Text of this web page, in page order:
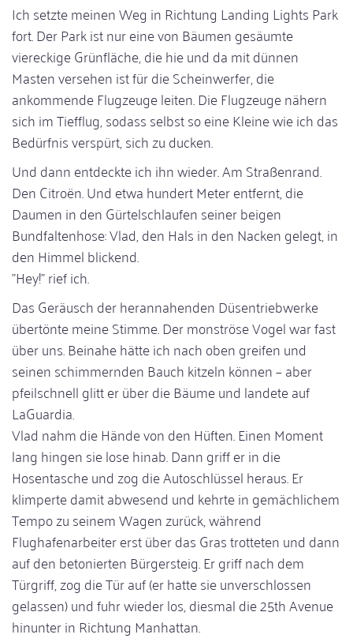
Ich setzte meinen Weg in Richtung Landing Lights Park
fort. Der Park ist nur eine von Bäumen gesäumte
viereckige Grünfläche, die hie und da mit dünnen
Masten versehen ist für die Scheinwerfer, die
ankommende Flugzeuge leiten. Die Flugzeuge nähern
sich im Tiefflug, sodass selbst so eine Kleine wie ich das
Bedürfnis verspürt, sich zu ducken.
Und dann entdeckte ich ihn wieder. Am Straßenrand.
Den Citroën. Und etwa hundert Meter entfernt, die
Daumen in den Gürtelschlaufen seiner beigen
Bundfaltenhose: Vlad, den Hals in den Nacken gelegt, in
den Himmel blickend.
"Hey!" rief ich.
Das Geräusch der herannahenden Düsentriebwerke
übertönte meine Stimme. Der monströse Vogel war fast
über uns. Beinahe hätte ich nach oben greifen und
seinen schimmernden Bauch kitzeln können – aber
pfeilschnell glitt er über die Bäume und landete auf
LaGuardia.
Vlad nahm die Hände von den Hüften. Einen Moment
lang hingen sie lose hinab. Dann griff er in die
Hosentasche und zog die Autoschlüssel heraus. Er
klimperte damit abwesend und kehrte in gemächlichem
Tempo zu seinem Wagen zurück, während
Flughafenarbeiter erst über das Gras trotteten und dann
auf den betonierten Bürgersteig. Er griff nach dem
Türgriff, zog die Tür auf (er hatte sie unverschlossen
gelassen) und fuhr wieder los, diesmal die 25th Avenue
hinunter in Richtung Manhattan.